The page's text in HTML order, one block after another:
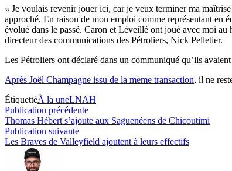
« Je voulais revenir jouer ici, car je veux terminer ma
approché. En raison de mon emploi comme représentant en
évolué dans le passé. Caron et Léveillé ont joué avec moi
directeur des communications des Pétroliers, Nick Pelletier.
Les Pétroliers ont déclaré dans un communiqué qu’ils
Après Joël Champagne issu de la meme transaction, il ne
ÉtiquettéÀ la uneLNAH
Navigation
de
l’article
Publication précédentePublication
précédente :
Thomas Hébert s’ajoute aux Saguenéens de Chicoutimi
Publication suivantePublication
suivante :
Les Braves de Valleyfield ajoutent à leurs effectifs